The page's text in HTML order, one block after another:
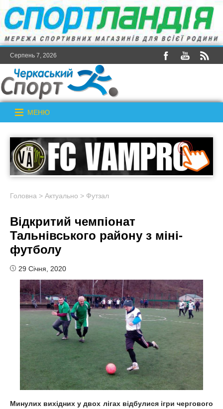
Серпень 7, 2026
МЕНЮ
Головна > Актуально > Футзал
Відкритий чемпіонат
Тальнівського району з міні-
футболу
29 Січня, 2020
Минулих вихідних у двох лігах відбулися ігри чергового